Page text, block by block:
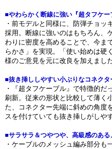
■やわらかく断線に強い『超タフケー
・前モデルと同様に、防弾チョッ
採用。断線に強いのはもちろん、
わりに密度を高めることで、今ま
らかさ」を実現。「使い始めは硬
様のご意見を元に改良を加えました
■抜き挿ししやすい小ぶりなコネクタ
・『超タフケーブル』で特徴的だ
刷新。従来の形状と比較して薄く
た、コネクター先端に斜めの角度
スを付けていても抜き挿しがしや
■サラサラ＆つやつや、高級感のある
・ケーブルのメッシュ編み部分